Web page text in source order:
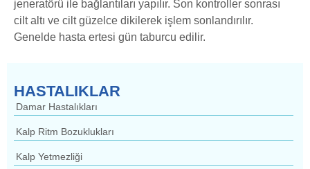
HASTALIKLAR
Damar Hastalıkları
Kalp Ritm Bozuklukları
Kalp Yetmezliği
jeneratörü ile bağlantıları yapılır. Son kontroller sonrası
cilt altı ve cilt güzelce dikilerek işlem sonlandırılır.
Genelde hasta ertesi gün taburcu edilir.